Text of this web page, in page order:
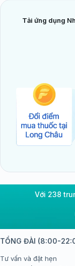
Tải ứng dụng
Với 238
TỔNG ĐÀI (8:00-
Tư vấn và đặt hẹn